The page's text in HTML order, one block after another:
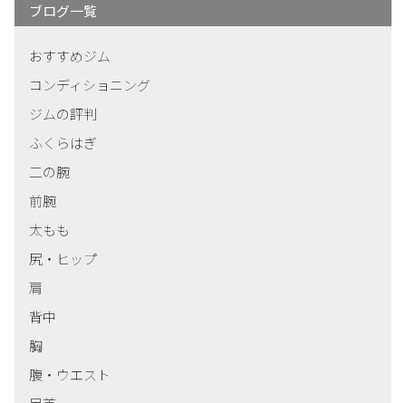
ブログ一覧
おすすめジム
コンディショニング
ジムの評判
ふくらはぎ
二の腕
前腕
太もも
尻・ヒップ
肩
背中
胸
腹・ウエスト